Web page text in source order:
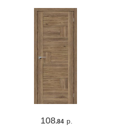
108.84 р.